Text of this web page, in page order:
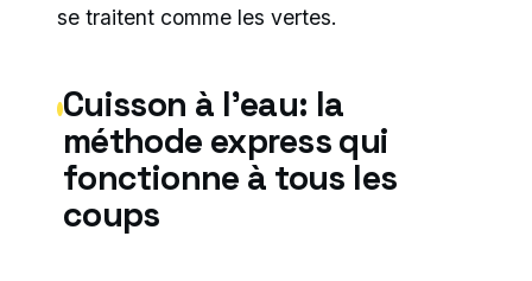
se traitent comme les vertes.
Cuisson à l’eau: la
méthode express qui
fonctionne à tous les
coups